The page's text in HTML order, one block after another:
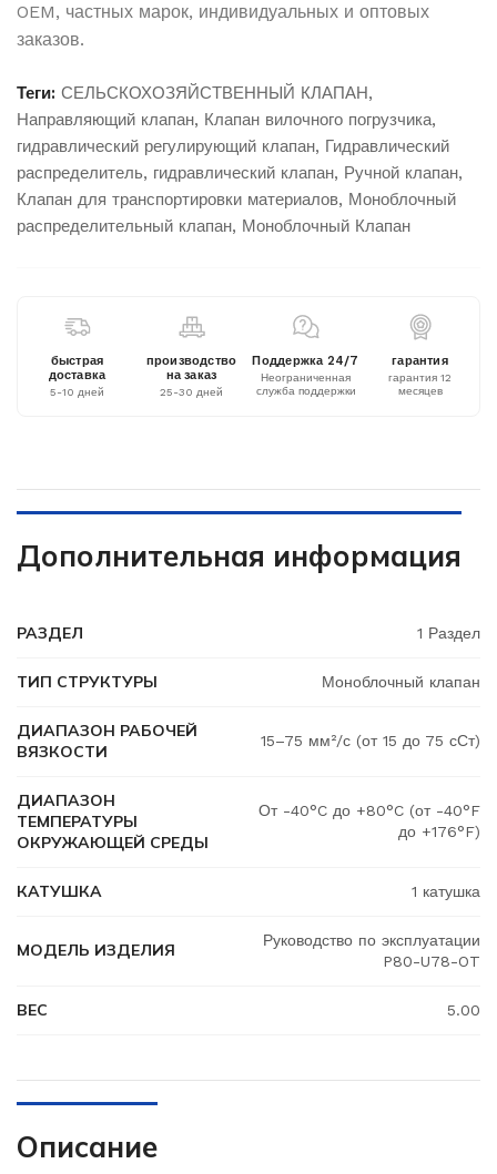
OEM, частных марок, индивидуальных и оптовых
заказов.
Теги: СЕЛЬСКОХОЗЯЙСТВЕННЫЙ КЛАПАН,
Направляющий клапан, Клапан вилочного погрузчика,
гидравлический регулирующий клапан, Гидравлический
распределитель, гидравлический клапан, Ручной клапан,
Клапан для транспортировки материалов, Моноблочный
распределительный клапан, Моноблочный Клапан
быстрая
доставка
5-10 дней
производство
на заказ
25-30 дней
Поддержка 24/7
Неограниченная
служба поддержки
гарантия
гарантия 12
месяцев
Дополнительная информация
РАЗДЕЛ 1 Раздел
ТИП СТРУКТУРЫ Моноблочный клапан
ДИАПАЗОН РАБОЧЕЙ
ВЯЗКОСТИ
15–75 мм²/с (от 15 до 75 сСт)
ДИАПАЗОН
ТЕМПЕРАТУРЫ
ОКРУЖАЮЩЕЙ СРЕДЫ
От -40°C до +80°C (от -40°F
до +176°F)
КАТУШКА 1 катушка
МОДЕЛЬ ИЗДЕЛИЯ
Руководство по эксплуатации
P80-U78-OT
ВЕС 5.00
Описание